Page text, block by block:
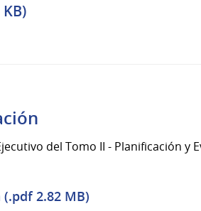
del Tomo II - Planificación y
2.82 MB)